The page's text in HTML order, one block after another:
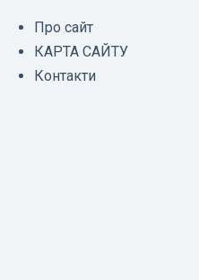
Про сайт
КАРТА САЙТУ
Контакти